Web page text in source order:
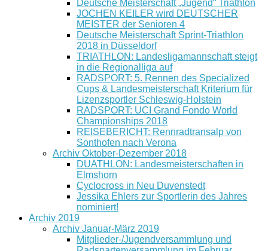
Deutsche Meisterschaft „Jugend“ Triathlon
JOCHEN KEILER wird DEUTSCHER
MEISTER der Senioren 4
Deutsche Meisterschaft Sprint-Triathlon
2018 in Düsseldorf
TRIATHLON: Landesligamannschaft steigt
in die Regionalliga auf
RADSPORT: 5. Rennen des Specialized
Cups & Landesmeisterschaft Kriterium für
Lizenzsportler Schleswig-Holstein
RADSPORT: UCI Grand Fondo World
Championships 2018
REISEBERICHT: Rennradtransalp von
Sonthofen nach Verona
Archiv Oktober-Dezember 2018
DUATHLON: Landesmeisterschaften in
Elmshorn
Cyclocross in Neu Duvenstedt
Jessika Ehlers zur Sportlerin des Jahres
nominiert!
Archiv 2019
Archiv Januar-März 2019
Mitglieder-/Jugendversammlung und